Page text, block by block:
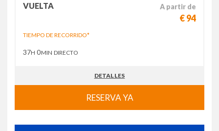
VUELTA A partir de
€ 94
TIEMPO DE RECORRIDO*
37H 0MIN DIRECTO
DETALLES
RESERVA YA